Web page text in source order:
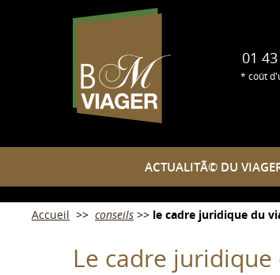
01
* coût
ACTUALITÃ© DU VIAGER VENDRE
ACTUALITÃ© DU
Accueil >> conseils >> le cadre juridique du
Le cadre